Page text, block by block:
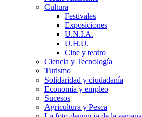
Cultura
Festivales
Exposiciones
U.N.I.A.
U.H.U.
Cine y teatro
Ciencia y Tecnología
Turismo
Solidaridad y ciudadanía
Economía y empleo
Sucesos
Agricultura y Pesca